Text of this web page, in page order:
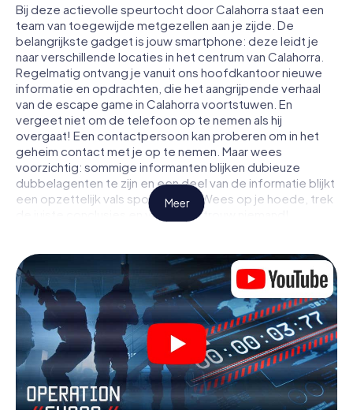
Bij deze actievolle speurtocht door Calahorra staat een
team van toegewijde metgezellen aan je zijde. De
belangrijkste gadget is jouw smartphone: deze leidt je
naar verschillende locaties in het centrum van Calahorra.
Regelmatig ontvang je vanuit ons hoofdkantoor nieuwe
informatie en opdrachten, die het aangrijpende verhaal
van de escape game in Calahorra voortstuwen. En
vergeet niet om de telefoon op te nemen als hij
overgaat! Een contactpersoon kan proberen om in het
geheim contact met je op te nemen. Maar wees
voorzichtig: sommige informanten blijken dubieuze
dubbelagenten te zijn en een deel van de informatie blijkt
een opzettelijk vals spoor te zijn. Wees op je hoede, trek
de juiste conclusies en vooral: vertrouw niemand!
je niet opgesloten in een kamer waaruit je jezelf binnen
een bepaald tijdvenster moet bevrijden. Met deze
speurtocht met een smartphone wordt heel Calahorra
jouw speelveld! De technische voorwaarden voor jouw
avontuur in Calahorra zijn een smartphone en toegang tot
het mobiel internet. Met één klik krijg jij toegang tot onze
app. Je hoeft niets te installeren om door interactieve
video's, lastige minigames of andere functies in de actie
te worden getrokken.
Meer